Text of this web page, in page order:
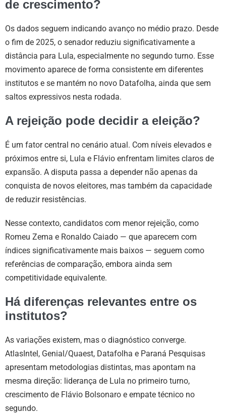
de crescimento?
Os dados seguem indicando avanço no médio prazo. Desde
o fim de 2025, o senador reduziu significativamente a
distância para Lula, especialmente no segundo turno. Esse
movimento aparece de forma consistente em diferentes
institutos e se mantém no novo Datafolha, ainda que sem
saltos expressivos nesta rodada.
A rejeição pode decidir a eleição?
É um fator central no cenário atual. Com níveis elevados e
próximos entre si, Lula e Flávio enfrentam limites claros de
expansão. A disputa passa a depender não apenas da
conquista de novos eleitores, mas também da capacidade
de reduzir resistências.
Nesse contexto, candidatos com menor rejeição, como
Romeu Zema e Ronaldo Caiado — que aparecem com
índices significativamente mais baixos — seguem como
referências de comparação, embora ainda sem
competitividade equivalente.
Há diferenças relevantes entre os
institutos?
As variações existem, mas o diagnóstico converge.
AtlasIntel, Genial/Quaest, Datafolha e Paraná Pesquisas
apresentam metodologias distintas, mas apontam na
mesma direção: liderança de Lula no primeiro turno,
crescimento de Flávio Bolsonaro e empate técnico no
segundo.